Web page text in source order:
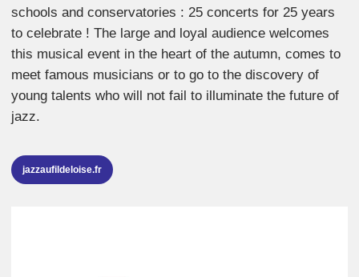
schools and conservatories : 25 concerts for 25 years
to celebrate ! The large and loyal audience welcomes
this musical event in the heart of the autumn, comes to
meet famous musicians or to go to the discovery of
young talents who will not fail to illuminate the future of
jazz.
jazzaufildeloise.fr